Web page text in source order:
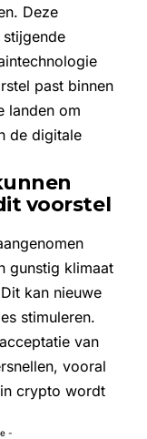
Deze
past binnen
landen om
de digitale
voorstel
gunstig klimaat
kan nieuwe
stimuleren.
van
vooral
crypto wordt
-